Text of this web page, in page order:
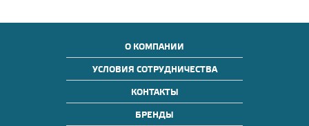
О КОМПАНИИ
УСЛОВИЯ СОТРУДНИЧЕСТВА
КОНТАКТЫ
БРЕНДЫ